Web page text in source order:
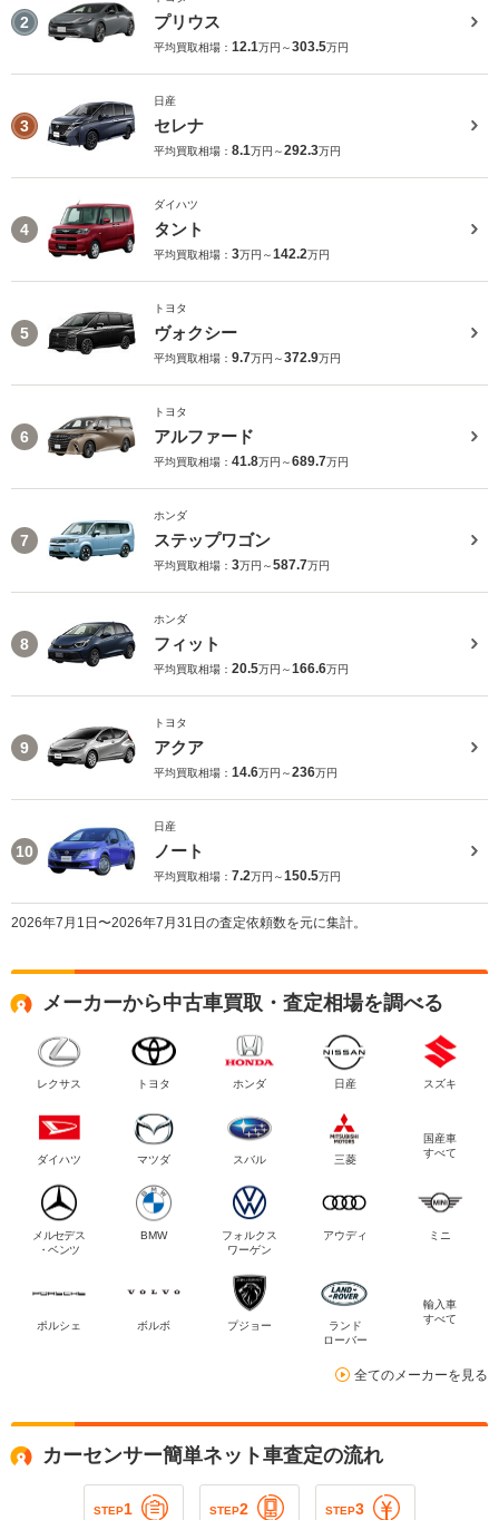
2 プリウス
平均買取相場： 12.1万円～303.5万円
3
日産
セレナ
平均買取相場： 8.1万円～292.3万円
4
ダイハツ
タント
平均買取相場： 3万円～142.2万円
5
トヨタ
ヴォクシー
平均買取相場： 9.7万円～372.9万円
6
トヨタ
アルファード
平均買取相場： 41.8万円～689.7万円
7
ホンダ
ステップワゴン
平均買取相場： 3万円～587.7万円
8
ホンダ
フィット
平均買取相場： 20.5万円～166.6万円
9
トヨタ
アクア
平均買取相場： 14.6万円～236万円
10
日産
ノート
平均買取相場： 7.2万円～150.5万円
2026年7月1日〜2026年7月31日の査定依頼数を元に集計。
メーカーから中古車買取・査定相場を調べる
レクサス トヨタ ホンダ 日産 スズキ
ダイハツ マツダ スバル 三菱
国産車
すべて
メルセデス
・ベンツ
BMW
フォルクス
ワーゲン
アウディ ミニ
ポルシェ ボルボ プジョー
ランド
ローバー
輸入車
すべて
全てのメーカーを見る
カーセンサー簡単ネット車査定の流れ
STEP1 STEP2 STEP3